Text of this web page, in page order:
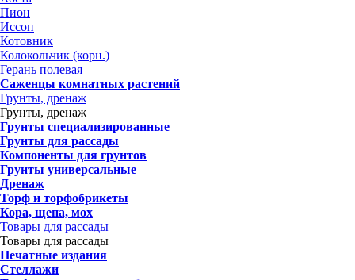
Пион
Иссоп
Котовник
Колокольчик (корн.)
Герань полевая
Саженцы комнатных растений
Грунты, дренаж
Грунты, дренаж
Грунты специализированные
Грунты для рассады
Компоненты для грунтов
Грунты универсальные
Дренаж
Торф и торфобрикеты
Кора, щепа, мох
Товары для рассады
Товары для рассады
Печатные издания
Стеллажи